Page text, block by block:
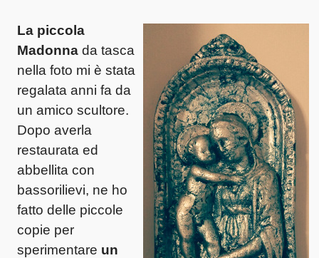
La piccola
Madonna da tasca
nella foto mi è stata
regalata anni fa da
un amico scultore.
Dopo averla
restaurata ed
abbellita con
bassorilievi, ne ho
fatto delle piccole
copie per
sperimentare un